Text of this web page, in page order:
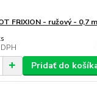
FRIXION - ružový - 0,7
Pridať do